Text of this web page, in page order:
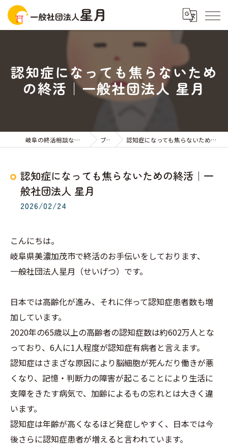
認知症になっても焦らないため
の終活｜一般社団法人 星月
岐阜の終活相談なら一般社団法人星月 ブログ 認知症になっても焦らないための終活｜一般社団法人 星月
認知症になっても焦らないための終活｜一
般社団法人 星月
2026/02/24
こんにちは。
岐阜県美濃加茂市で終活のお手伝いをしております、
一般社団法人星月（せいげつ）です。
日本では高齢化が進み、それに伴って認知症患者数も増
加しています。
2020年の65歳以上の高齢者の認知症数は約602万人とな
っており、6人に1人程度が認知症有病者と言えます。
認知症はさまざな原因により脳細胞が死んだり働きが悪
くなり、記憶・判断力の障害が起こることにより生活に
支障をきたす病気で、加齢によるもの忘れとは大きく違
います。
認知症は年齢が高くなるほど発症しやすく、日本では今
後さらに認知症患者が増えると言われています。